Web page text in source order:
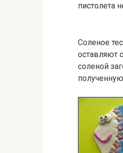
пистолета
Соленое
оставляют
соленой